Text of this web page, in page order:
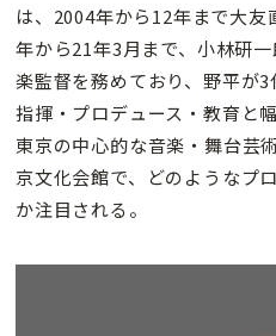
は、2004年から12年まで大
年から21年3月まで、小林研
楽監督を務めており、野平が
指揮・プロデュース・教育と
東京の中心的な音楽・舞台芸
京文化会館で、どのようなプ
か注目される。